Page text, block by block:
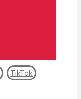
TikTok